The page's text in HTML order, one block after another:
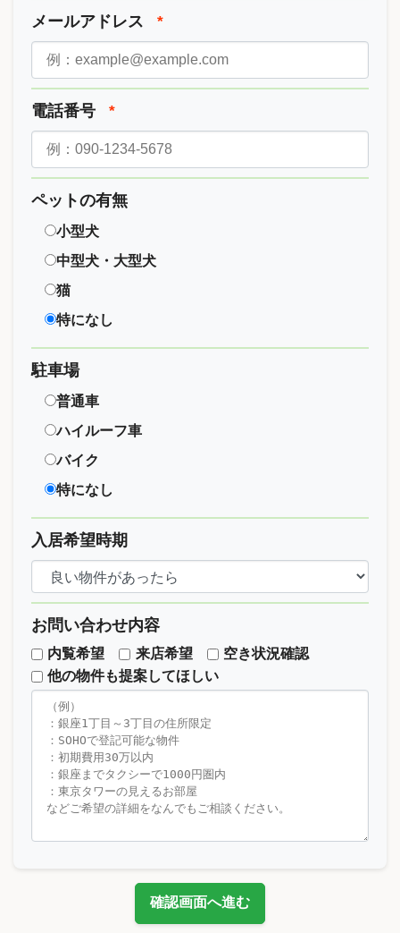
メールアドレス *
電話番号 *
ペットの有無
小型犬
中型犬・大型犬
猫
特になし
駐車場
普通車
ハイルーフ車
バイク
特になし
入居希望時期
お問い合わせ内容
内覧希望 来店希望
空き状況確認
他の物件も提案してほしい
確認画面へ進む